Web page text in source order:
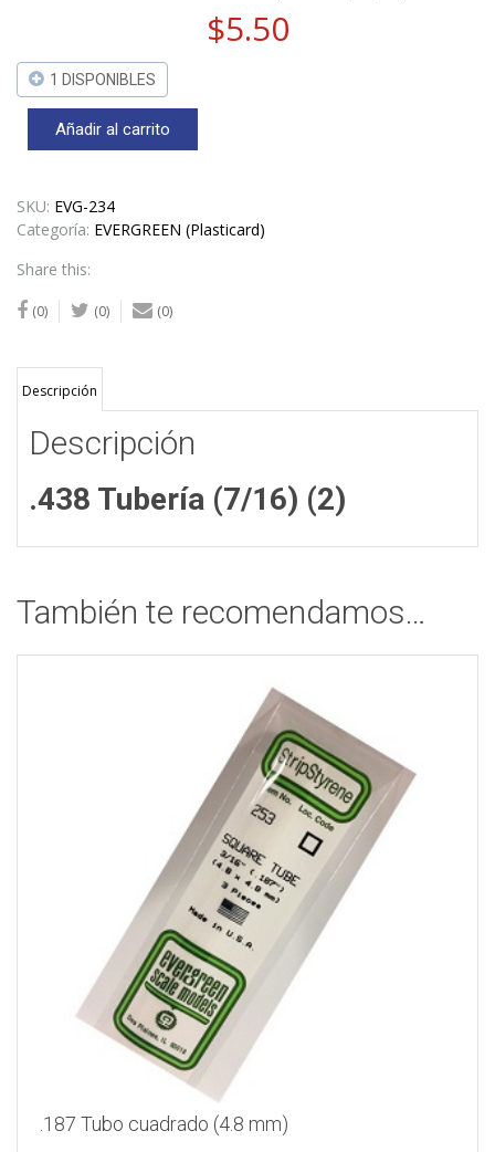
$5.50
1 DISPONIBLES
(2)
cantidad
Añadir al carrito
SKU: EVG-234
Categoría: EVERGREEN (Plasticard)
Share this:
(0) (0) (0)
Descripción
Descripción
.438 Tubería (7/16) (2)
También te recomendamos…
.187 Tubo cuadrado (4.8 mm)